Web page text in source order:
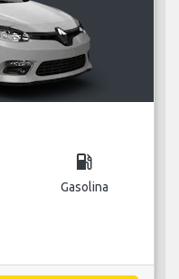
local_gas_station
Gasolina